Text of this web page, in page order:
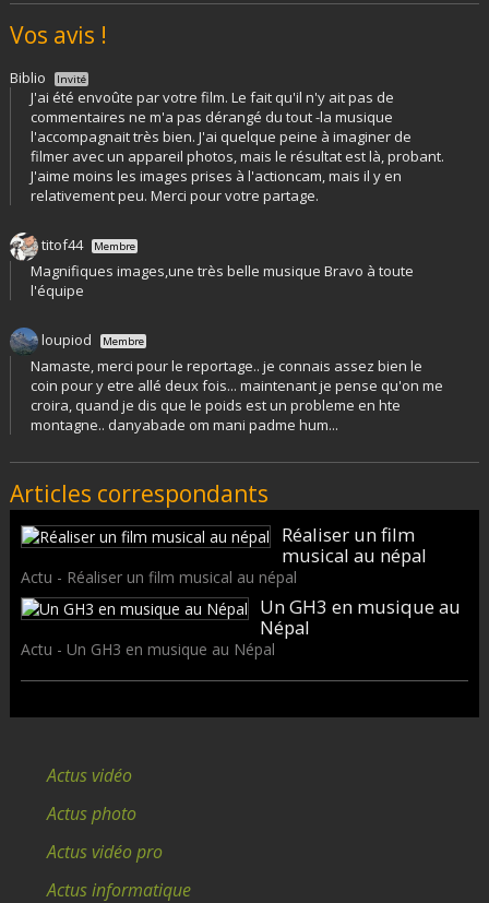
Vos avis !
Biblio Invité
J'ai été envoûte par votre film. Le fait qu'il n'y ait pas de
commentaires ne m'a pas dérangé du tout -la musique
l'accompagnait très bien. J'ai quelque peine à imaginer de
filmer avec un appareil photos, mais le résultat est là, probant.
J'aime moins les images prises à l'actioncam, mais il y en
relativement peu. Merci pour votre partage.
titof44 Membre
Magnifiques images,une très belle musique Bravo à toute
l'équipe
loupiod Membre
Namaste, merci pour le reportage.. je connais assez bien le
coin pour y etre allé deux fois... maintenant je pense qu'on me
croira, quand je dis que le poids est un probleme en hte
montagne.. danyabade om mani padme hum...
Articles correspondants
Réaliser un film
musical au népal
Actu - Réaliser un film musical au népal
Un GH3 en musique au
Népal
Actu - Un GH3 en musique au Népal
Actus vidéo
Actus photo
Actus vidéo pro
Actus informatique